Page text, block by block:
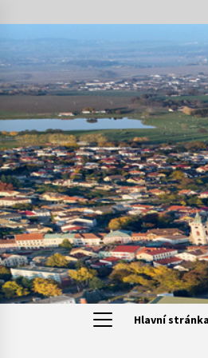
to
Hlavní stránka